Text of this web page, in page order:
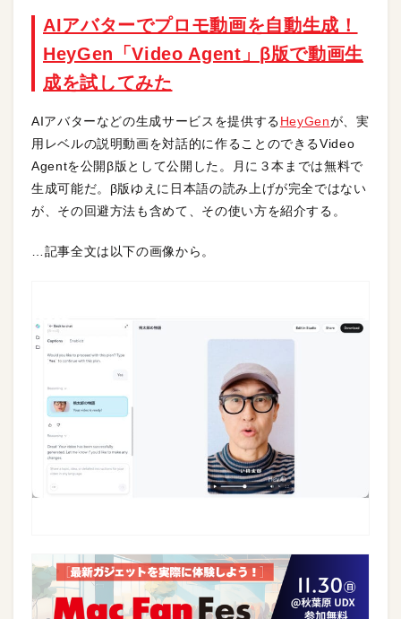
AIアバターでプロモ動画を自動生成！
HeyGen「Video Agent」β版で動画生
成を試してみた
AIアバターなどの生成サービスを提供するHeyGenが、実
用レベルの説明動画を対話的に作ることのできるVideo
Agentを公開β版として公開した。月に３本までは無料で
生成可能だ。β版ゆえに日本語の読み上げが完全ではない
が、その回避方法も含めて、その使い方を紹介する。
…記事全文は以下の画像から。